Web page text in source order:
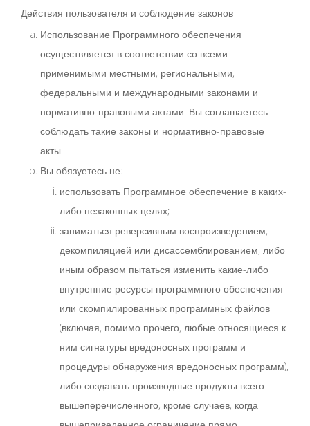
Действия пользователя и соблюдение законов
Использование Программного обеспечения
осуществляется в соответствии со всеми
применимыми местными, региональными,
федеральными и международными законами и
нормативно-правовыми актами. Вы соглашаетесь
соблюдать такие законы и нормативно-правовые
акты.
Вы обязуетесь не:
использовать Программное обеспечение в каких-
либо незаконных целях;
заниматься реверсивным воспроизведением,
декомпиляцией или дисассемблированием, либо
иным образом пытаться изменить какие-либо
внутренние ресурсы программного обеспечения
или скомпилированных программных файлов
(включая, помимо прочего, любые относящиеся к
ним сигнатуры вредоносных программ и
процедуры обнаружения вредоносных программ),
либо создавать производные продукты всего
вышеперечисленного, кроме случаев, когда